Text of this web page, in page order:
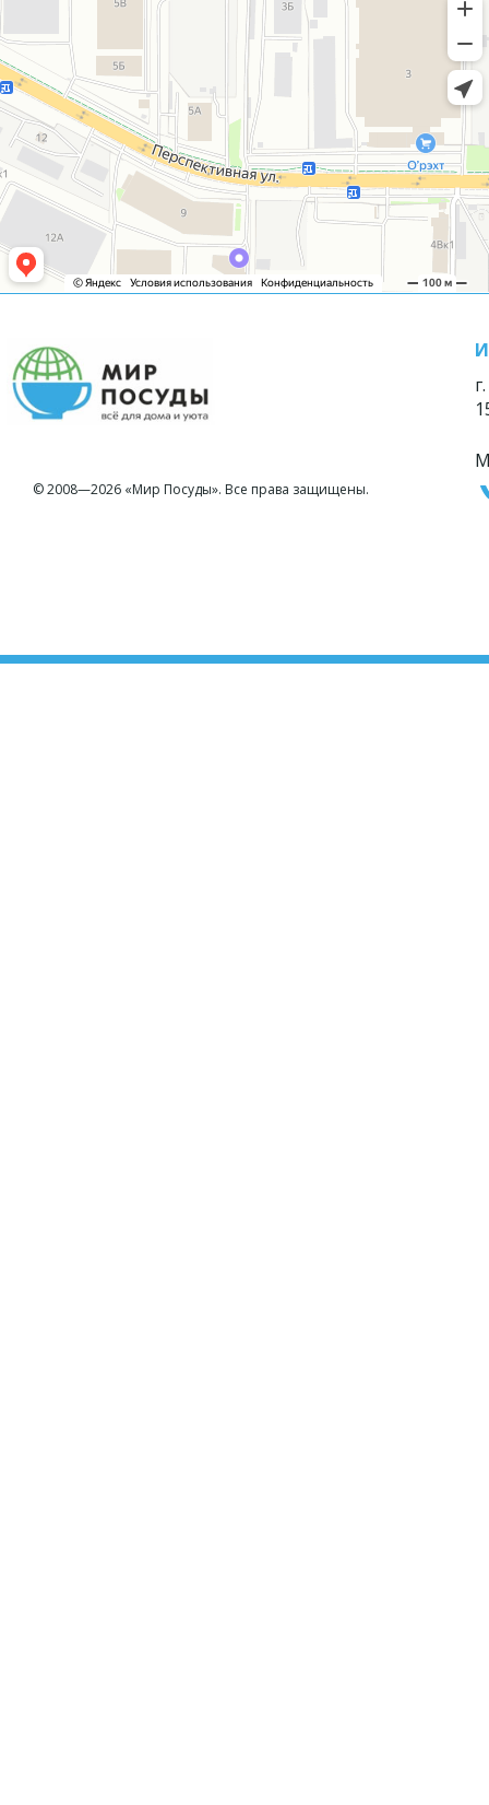
© 2008—2026 «Мир Посуды». Все права защищены.